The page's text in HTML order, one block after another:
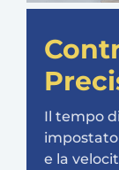
Il tempo
e la